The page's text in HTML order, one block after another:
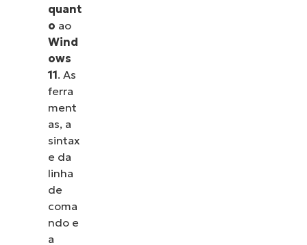
quant
o ao
Wind
ows
11. As
ferra
ment
as, a
sintax
e da
linha
de
coma
ndo e
a